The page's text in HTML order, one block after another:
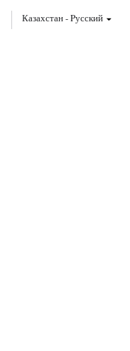
Казахстан-Pусский